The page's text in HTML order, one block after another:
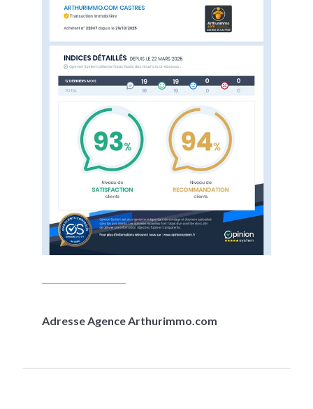
Adresse Agence Arthurimmo.com